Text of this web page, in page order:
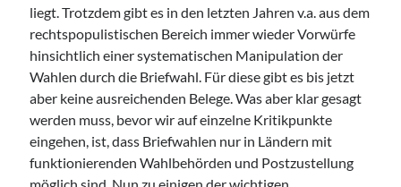
liegt. Trotzdem gibt es in den letzten Jahren v.a. aus dem
rechtspopulistischen Bereich immer wieder Vorwürfe
hinsichtlich einer systematischen Manipulation der
Wahlen durch die Briefwahl. Für diese gibt es bis jetzt
aber keine ausreichenden Belege. Was aber klar gesagt
werden muss, bevor wir auf einzelne Kritikpunkte
eingehen, ist, dass Briefwahlen nur in Ländern mit
funktionierenden Wahlbehörden und Postzustellung